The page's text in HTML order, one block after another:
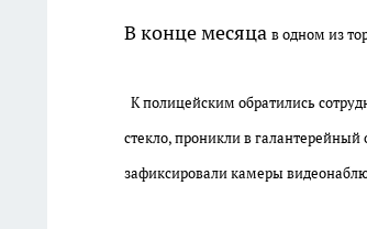
В конце месяца в одном из
К полицейским обратились
стекло, проникли в галантерейный
зафиксировали камеры